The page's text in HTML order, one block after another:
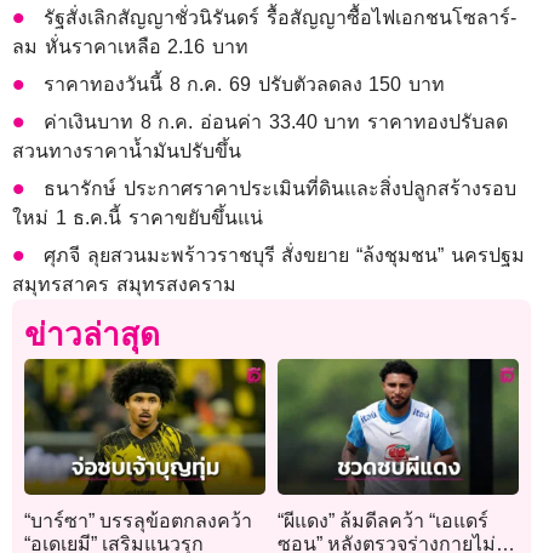
รัฐสั่งเลิกสัญญาชั่วนิรันดร์ รื้อสัญญาซื้อไฟเอกชนโซลาร์-
ลม หั่นราคาเหลือ 2.16 บาท
ราคาทองวันนี้ 8 ก.ค. 69 ปรับตัวลดลง 150 บาท
ค่าเงินบาท 8 ก.ค. อ่อนค่า 33.40 บาท ราคาทองปรับลด
สวนทางราคาน้ำมันปรับขึ้น
ธนารักษ์ ประกาศราคาประเมินที่ดินและสิ่งปลูกสร้างรอบ
ใหม่ 1 ธ.ค.นี้ ราคาขยับขึ้นแน่
ศุภจี ลุยสวนมะพร้าวราชบุรี สั่งขยาย “ล้งชุมชน” นครปฐม
สมุทรสาคร สมุทรสงคราม
ข่าวล่าสุด
“บาร์ซา” บรรลุข้อตกลงคว้า
“อเดเยมี” เสริมแนวรุก
“ผีแดง” ล้มดีลคว้า “เอแดร์
ซอน” หลังตรวจร่างกายไม่